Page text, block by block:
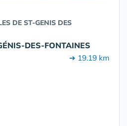
DE ST-GENIS DES
DES-FONTAINES
➔ 19.19 km